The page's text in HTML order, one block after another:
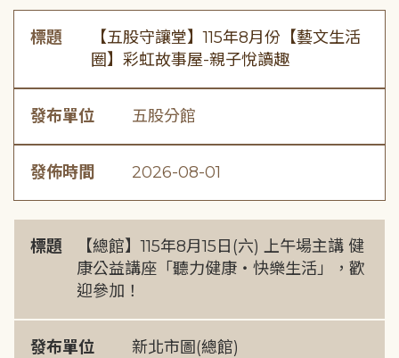
標題
【五股守讓堂】115年8月份【藝文生活
圈】彩虹故事屋-親子悅讀趣
發布單位 五股分館
發佈時間 2026-08-01
標題
【總館】115年8月15日(六) 上午場主講 健
康公益講座「聽力健康・快樂生活」，歡
迎參加！
發布單位 新北市圖(總館)